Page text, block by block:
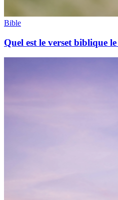
Bible
Quel est le verset biblique